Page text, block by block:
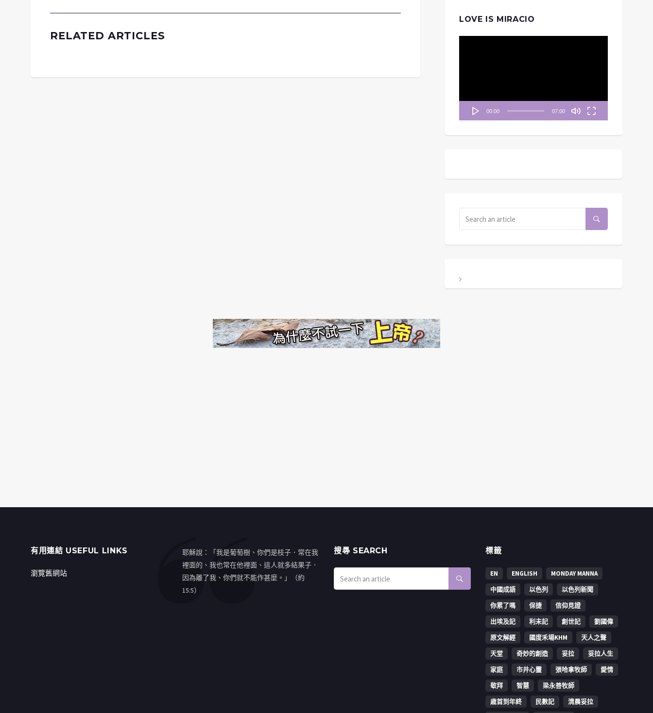
RELATED ARTICLES
LOVE IS MIRACIO
00:00 07:00
有用連結 USEFUL LINKS
瀏覽舊網站
耶穌說：「我是葡萄樹、你們是枝子．常在我
裡面的、我也常在他裡面、這人就多結果子．
因為離了我、你們就不能作甚麼。」（約
15:5）
搜㝷 SEARCH 標籤
EN ENGLISH
MONDAY MANNA
中國成語
以色列
以色列新聞
你累了嗎
保捷
信仰見證
出埃及記
利未記 創世記
劉國偉
原文解經
國度禾場KHM
天人之聲
天堂
奇妙的創造 妥拉
妥拉人生
家庭
市井心靈 張哈拿牧師
愛情
敬拜
智慧
梁永善牧師
歳首到年終
民數記 清晨妥拉